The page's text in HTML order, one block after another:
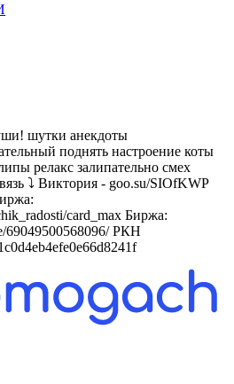
шутки анекдоты
поднять настроение коты
релакс залипательно смех
⤵️ Виктория - goo.su/SIOfKWP
card_max Биржа:
69049500568096/ РКН